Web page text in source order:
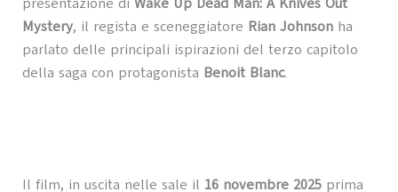
Mystery, il regista e sceneggiatore Rian Johnsonha
parlato delle principali ispirazioni del terzo capitolo
della saga con protagonista Benoit Blanc.
Il film, in uscita nelle sale il 16 novembre 2025prima